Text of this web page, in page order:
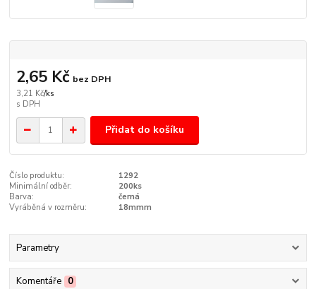
3,21 Kč/ks
2,65 Kč bez DPH
Přidat do košíku
Číslo produktu:
1292
Minimální odběr:
200ks
Barva:
černá
Vyráběná v rozměru:
18mmm
Parametry
Komentáře 0